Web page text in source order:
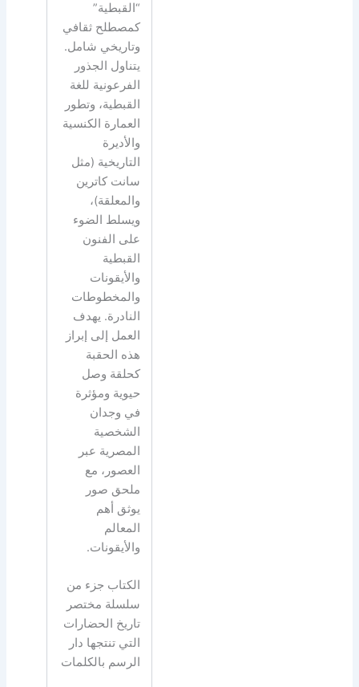
“القبطية”
كمصطلح ثقافي
وتاريخي شامل.
يتناول الجذور
الفرعونية للغة
القبطية، وتطور
العمارة الكنسية
والأديرة
التاريخية (مثل
سانت كاترين
والمعلقة)،
ويسلط الضوء
على الفنون
القبطية
والأيقونات
والمخطوطات
النادرة. يهدف
العمل إلى إبراز
هذه الحقبة
كحلقة وصل
حيوية ومؤثرة
في وجدان
الشخصية
المصرية عبر
العصور، مع
ملحق صور
يوثق أهم
المعالم
والأيقونات.
الكتاب جزء من
سلسلة مختصر
تاريخ الحضارات
التي تنتجها دار
الرسم بالكلمات